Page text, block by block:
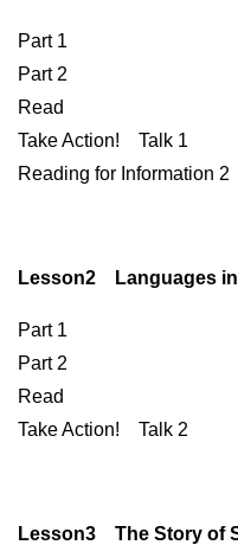
Part 1
Part 2
Read
Take Action! Talk 1
Reading for Information 2
Lesson2 Languages
Part 1
Part 2
Read
Take Action! Talk 2
Lesson3 The Story of